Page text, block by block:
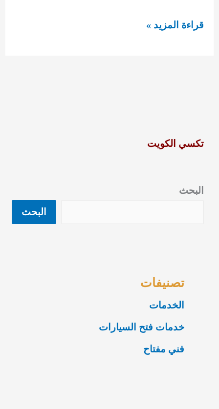
صب
قراءة المزيد »
تكسي الكويت
البحث
البحث
تصنيفات
الخدمات
خدمات فتح السيارات
فني مفتاح